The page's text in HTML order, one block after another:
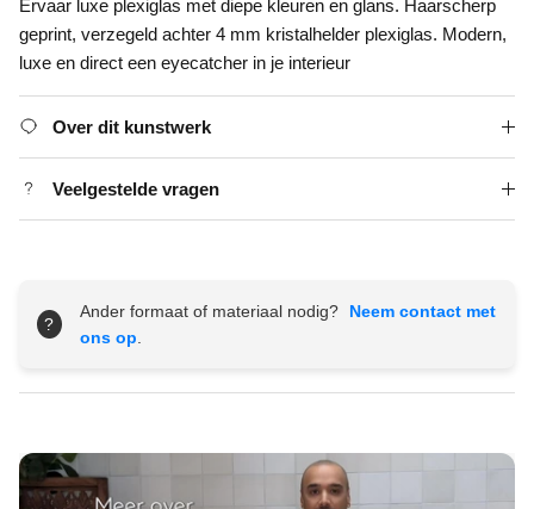
Ervaar luxe plexiglas met diepe kleuren en glans. Haarscherp
geprint, verzegeld achter 4 mm kristalhelder plexiglas. Modern,
luxe en direct een eyecatcher in je interieur
Over dit kunstwerk
Veelgestelde vragen
?
Ander formaat of materiaal nodig?
Neem contact met
ons op.